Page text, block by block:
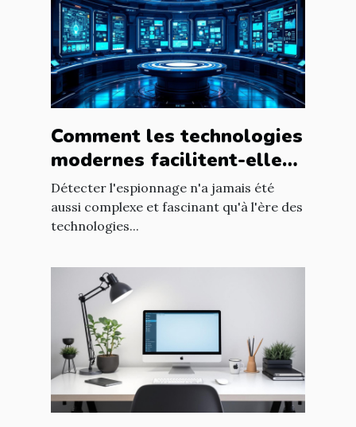
Comment les technologies
modernes facilitent-elles
la détection d'espionnage
?
Détecter l'espionnage n'a jamais été
aussi complexe et fascinant qu'à l'ère des
technologies...